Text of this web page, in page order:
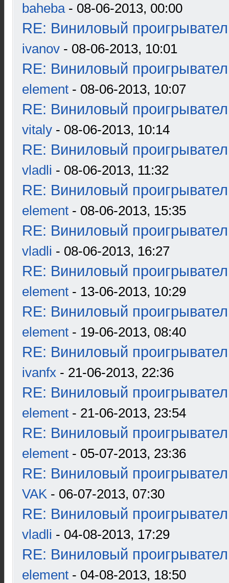
baheba- 08-06-2013, 00:00
RE: Виниловый
ivanov - 08-06-2013, 10:01
RE: Виниловый
element - 08-06-2013, 10:07
RE: Виниловый
vitaly - 08-06-2013, 10:14
RE: Виниловый
vladli - 08-06-2013, 11:32
RE: Виниловый
element - 08-06-2013, 15:35
RE: Виниловый
vladli - 08-06-2013, 16:27
RE: Виниловый
element - 13-06-2013, 10:29
RE: Виниловый
element - 19-06-2013, 08:40
RE: Виниловый
ivanfx - 21-06-2013, 22:36
RE: Виниловый
element - 21-06-2013, 23:54
RE: Виниловый
element - 05-07-2013, 23:36
RE: Виниловый
VAK - 06-07-2013, 07:30
RE: Виниловый
vladli - 04-08-2013, 17:29
RE: Виниловый
element - 04-08-2013, 18:50